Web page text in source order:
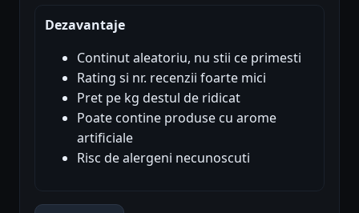
Dezavantaje
Continut aleatoriu, nu stii ce primesti
Rating si nr. recenzii foarte mici
Pret pe kg destul de ridicat
Poate contine produse cu arome
artificiale
Risc de alergeni necunoscuti